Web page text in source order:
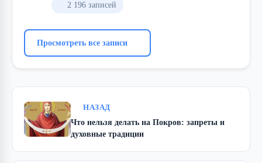
2 196 записей
Просмотреть все записи
НАЗАД
Что нельзя делать на Покров: запреты и
духовные традиции